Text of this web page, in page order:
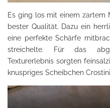
Es ging los mit einem zartem
bester Qualität. Dazu ein
eine perfekte Schärfe
streichelte. Für das
Texturerlebnis sorgten
knuspriges Scheibchen